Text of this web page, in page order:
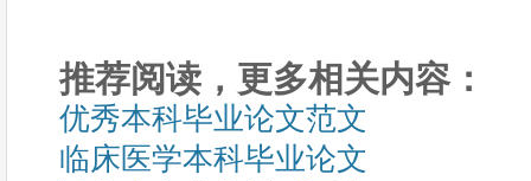
推荐阅读，更多相关内容：
优秀本科毕业论文范文
临床医学本科毕业论文